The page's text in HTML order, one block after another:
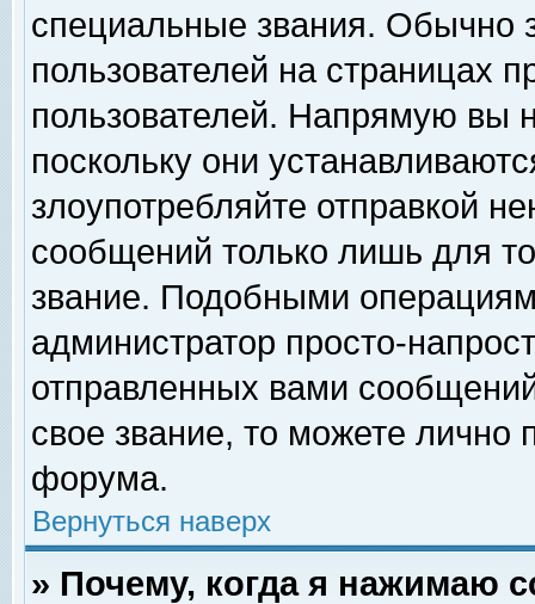
специальные звания. Обычно
пользователей на страницах
пользователей. Напрямую вы
поскольку они
злоупотребляйте отправкой
сообщений только лишь для
звание. Подобными
администратор просто-
отправленных вами
свое звание, то можете лично
форума.
Вернуться наверх
» Почему, когда я нажимаю